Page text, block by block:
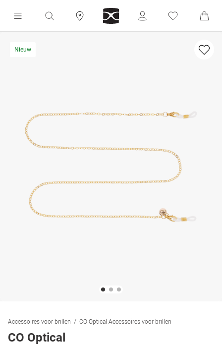
Nieuw
Accessoires voor brillen CO Optical Accessoires voor brillen
CO Optical